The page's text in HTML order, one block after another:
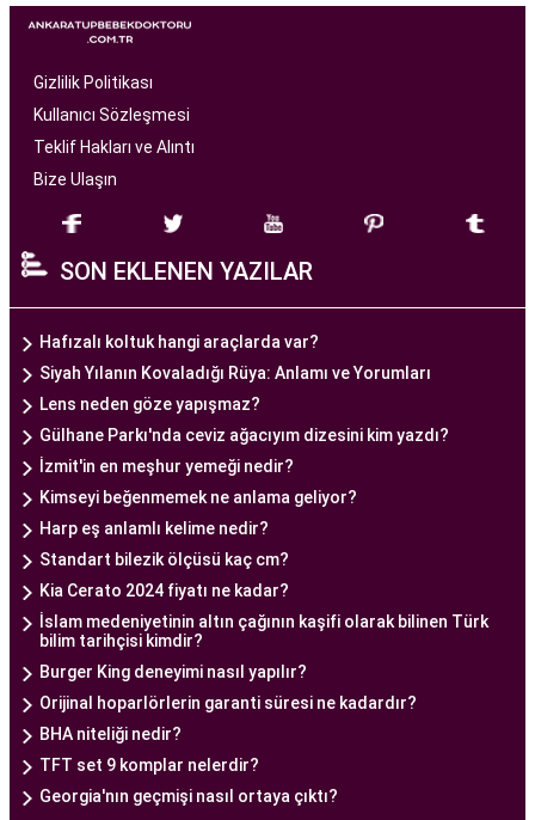
Tüp Bebek Merkezi, kısırlık sorunu yaşayan
çiftlere profesyonel ve bireysel bir yaklaşımla
hizmet sunan bir sağlık kuruluşudur. Modern
tıbbın son teknolojilerini kullanarak, çiftlere
başarılı tüp bebek tedavileri sunmayı amaçlar.
bir ekip tarafından yönetilmektedir. Burada görev
alan tıp profesyonelleri, çiftlere kişiselleştirilmiş
tedavi planları sunarak, her çiftin özel durumunu
dikkate alır. Ayrıca, merkezde kullanılan teknoloji
ve ekipmanlar, tedavi sürecini daha etkili ve
güvenli hale getirir.
Ankara Tüp Bebek Merkezi, hasta odaklı hizmet
anlayışı ve etik prensipler çerçevesinde, çiftlere
sağlıklı bir gebelik yaşama şansı tanıyan kapsamlı
bir tüp bebek hizmeti sunar.
Ankara Tüp Bebek Doktoru
Tüp bebek tedavisi, uzman bir ekibin liderliğinde
ve deneyimli bir doktorun rehberliğinde
yürütülmesi gereken bir süreçtir. Ankara Tüp
Bebek Merkezi'nde görev alan uzman tüp bebek
doktoru, çiftlere kapsamlı bir yaklaşımla tedavi
sunar.
Gizlilik Politikası
Kullanıcı Sözleşmesi
Teklif Hakları ve Alıntı
Bize Ulaşın
SON EKLENEN YAZILAR
Hafızalı koltuk hangi araçlarda var?
Siyah Yılanın Kovaladığı Rüya: Anlamı ve Yorumları
Lens neden göze yapışmaz?
Gülhane Parkı'nda ceviz ağacıyım dizesini kim yazdı?
İzmit'in en meşhur yemeği nedir?
Kimseyi beğenmemek ne anlama geliyor?
Harp eş anlamlı kelime nedir?
Standart bilezik ölçüsü kaç cm?
Kia Cerato 2024 fiyatı ne kadar?
İslam medeniyetinin altın çağının kaşifi olarak bilinen Türk
bilim tarihçisi kimdir?
Burger King deneyimi nasıl yapılır?
Orijinal hoparlörlerin garanti süresi ne kadardır?
BHA niteliği nedir?
TFT set 9 komplar nelerdir?
Georgia'nın geçmişi nasıl ortaya çıktı?